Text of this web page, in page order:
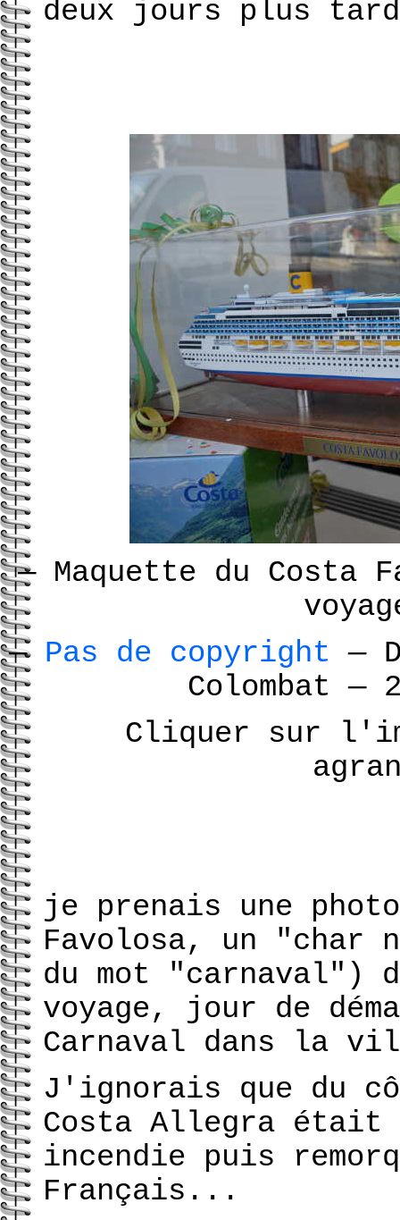
deux jours plus
—Maquette du Costa
— Pas de copyright—
Colombat—
Cliquer sur
je prenais une
Favolosa, un "char
du mot "carnaval")
voyage, jour de
Carnaval dans la
J'ignorais que du
Costa Allegra était
incendie puis
Français...